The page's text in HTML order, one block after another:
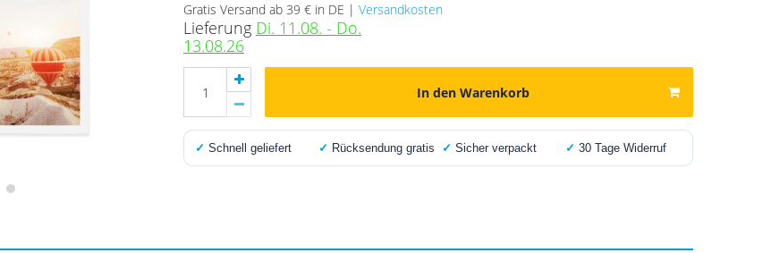
Gratis Versand ab 39 € in DE | Versandkosten
Lieferung Di. 11.08. - Do.
13.08.26
In den Warenkorb
✓ Schnell geliefert ✓ Rücksendung gratis ✓ Sicher verpackt ✓ 30 Tage Widerruf